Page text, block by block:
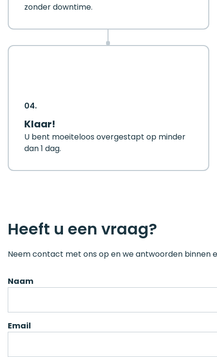
zonder downtime.
04.
Klaar!
U bent moeiteloos overgestapt op minder
dan 1 dag.
Heeft u een vraag?
Neem contact met ons op en we antwoorden binnen
Naam
Email